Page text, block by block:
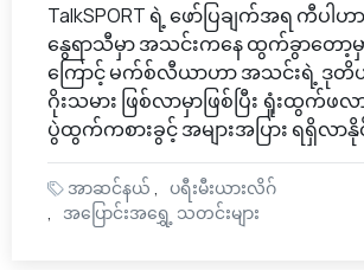
TalkSPORT ရဲ့ ဖော်ပြချက်အရ ကီပါ
နွေရာသီမှာ အသင်းကနေ ထွက်ခွာတော့မှ
ကြောင့် မက်စ်လီယာဟာ အသင်းရဲ့ ဒုတိယ
ဂိုးသမား ဖြစ်လာမှာဖြစ်ပြီး ရှုံးထွက်ဖ
ပွဲထွက်ကစားခွင့် အများအပြား ရရှိလာ
အာဆင်နယ်
ပရီးမီးယားလိဂ်
အပြောင်းအရွှေ့ သတင်းများ